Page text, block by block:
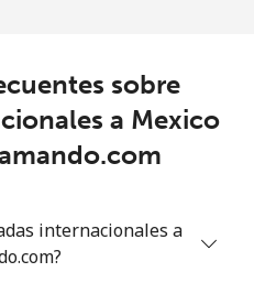
sobre
a Mexico
internacionales a